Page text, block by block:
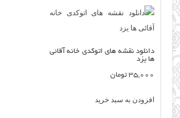
دانلود نقشه های اتوکدی خانه آقائی
ها یزد
35,000 تومان
افزودن به سبد خرید